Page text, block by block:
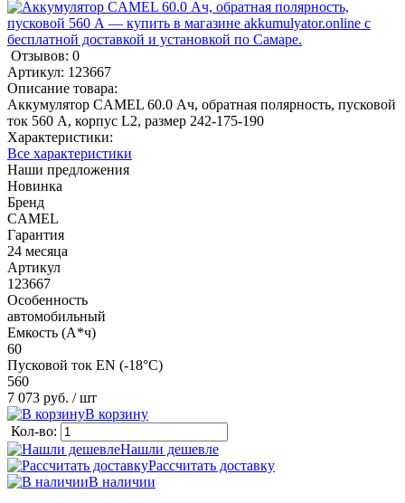
Отзывов: 0
Артикул: 123667
Описание товара:
Аккумулятор CAMEL 60.0 Ач, обратная полярность, пусковой
ток 560 А, корпус L2, размер 242-175-190
Характеристики:
Все характеристики
Наши предложения
Новинка
Бренд
CAMEL
Гарантия
24 месяца
Артикул
123667
Особенность
автомобильный
Емкость (А*ч)
60
Пусковой ток EN (-18°C)
560
7 073 руб. / шт
В корзину
Кол-во:
Нашли дешевле
Рассчитать доставку
В наличии